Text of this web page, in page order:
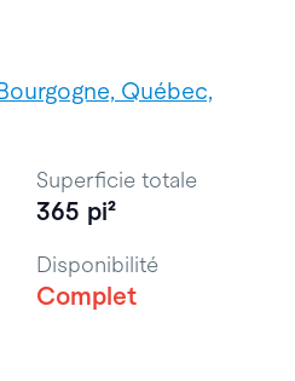
Québec,
Superficie totale
365 pi²
Disponibilité
Complet